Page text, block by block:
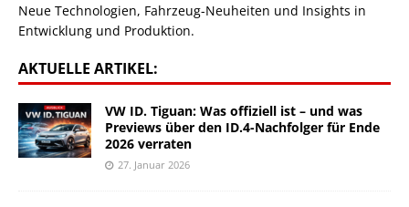
Neue Technologien, Fahrzeug-Neuheiten und Insights in
Entwicklung und Produktion.
AKTUELLE ARTIKEL:
VW ID. Tiguan: Was offiziell ist – und was
Previews über den ID.4-Nachfolger für Ende
2026 verraten
27. Januar 2026